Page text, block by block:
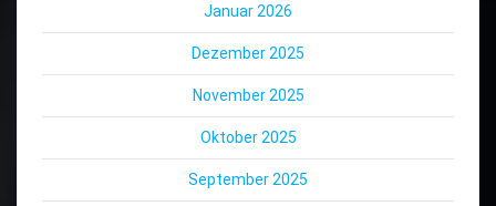
Januar 2026
Dezember 2025
November 2025
Oktober 2025
September 2025